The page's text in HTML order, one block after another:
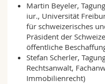
Martin Beyeler,
iur., Universität
für schweizerisches
Präsident der
öffentliche
Stefan Scherler,
Rechtsanwalt,
Immobilienrecht)